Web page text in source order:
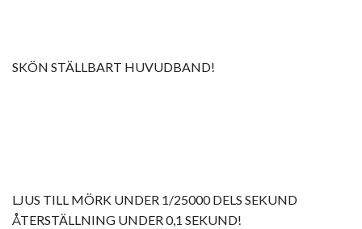
SKÖN STÄLLBART HUVUDBAND!
LJUS TILL MÖRK UNDER 1/25000 DELS SEKUND
ÅTERSTÄLLNING UNDER 0,1 SEKUND!